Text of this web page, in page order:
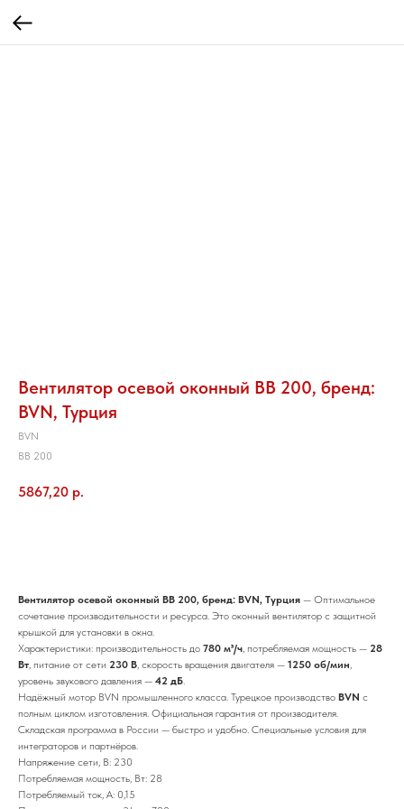
Вентилятор осевой оконный BB 200, бренд:
BVN, Турция
BVN
BB 200
5867,20 р.
Вентилятор осевой оконный BB 200, бренд: BVN, Турция — Оптимальное
сочетание производительности и ресурса. Это оконный вентилятор с защитной
крышкой для установки в окна.
Характеристики: производительность до 780 м³/ч, потребляемая мощность — 28
Вт, питание от сети 230 В, скорость вращения двигателя — 1250 об/мин,
уровень звукового давления — 42 дБ.
Надёжный мотор BVN промышленного класса. Турецкое производство BVN с
полным циклом изготовления. Официальная гарантия от производителя.
Складская программа в России — быстро и удобно. Специальные условия для
интеграторов и партнёров.
Напряжение сети, В: 230
Потребляемая мощность, Вт: 28
Потребляемый ток, А: 0,15